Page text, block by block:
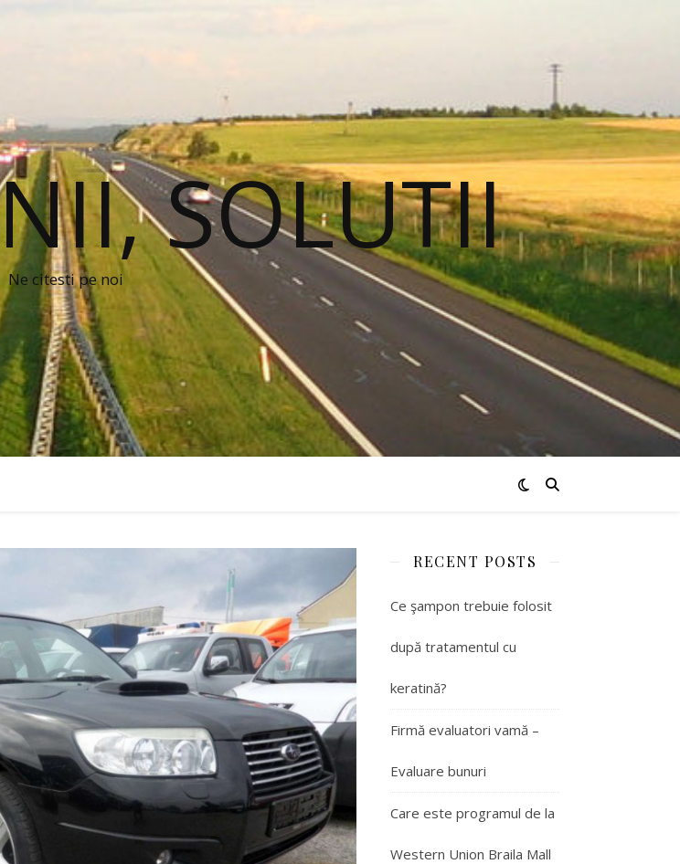
SOLUTII
Ne citesti pe noi
RECENT POSTS
Ce şampon trebuie folosit
după tratamentul cu
keratină?
Firmă evaluatori vamă –
Evaluare bunuri
Care este programul de la
Western Union Braila Mall